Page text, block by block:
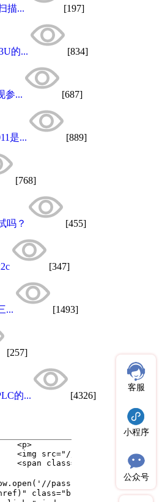
描... [197]
的... [834]
参... [687]
是... [889]
[768]
吗？ [455]
[347]
... [1493]
[257]
的... [4326]
客服
小程序
公众号